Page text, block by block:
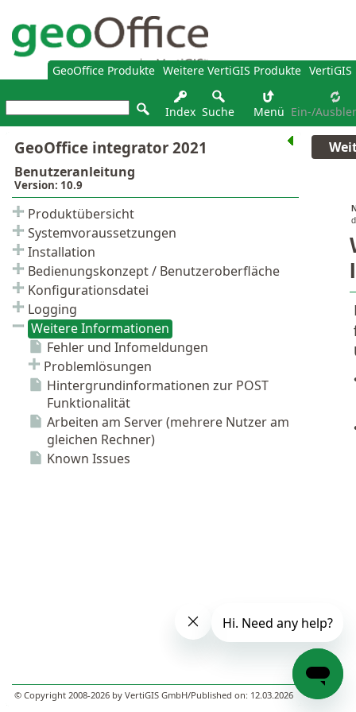
GeoOffice Produkte Weitere VertiGIS Produkte VertiGIS
Index Suche Menü Ein-/